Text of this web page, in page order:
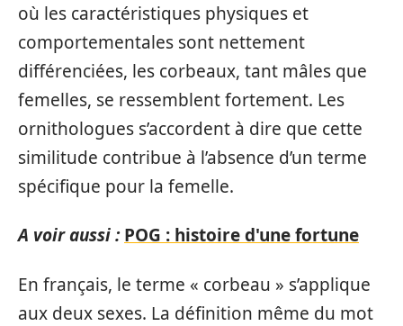
où les caractéristiques physiques et
comportementales sont nettement
différenciées, les corbeaux, tant mâles que
femelles, se ressemblent fortement. Les
ornithologues s’accordent à dire que cette
similitude contribue à l’absence d’un terme
spécifique pour la femelle.
A voir aussi : POG : histoire d'une fortune
En français, le terme « corbeau » s’applique
aux deux sexes. La définition même du mot